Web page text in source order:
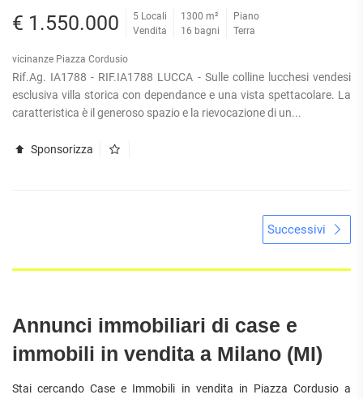
€ 1.550.000
5 Locali
Vendita
1300 m²
16 bagni
Piano
Terra
vicinanze Piazza Cordusio
Rif.Ag. IA1788 - RIF.IA1788 LUCCA - Sulle colline lucchesi vendesi
esclusiva villa storica con dependance e una vista spettacolare. La
caratteristica è il generoso spazio e la rievocazione di un...
Sponsorizza
Successivi
Annunci immobiliari di case e
immobili in vendita a Milano (MI)
Stai cercando Case e Immobili in vendita in Piazza Cordusio a